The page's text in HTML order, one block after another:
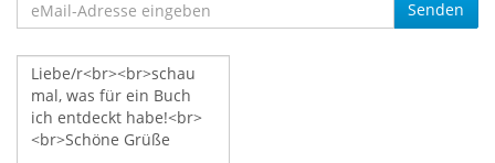
Senden